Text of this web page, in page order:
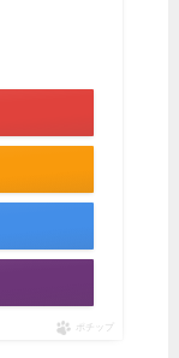
ポチップ